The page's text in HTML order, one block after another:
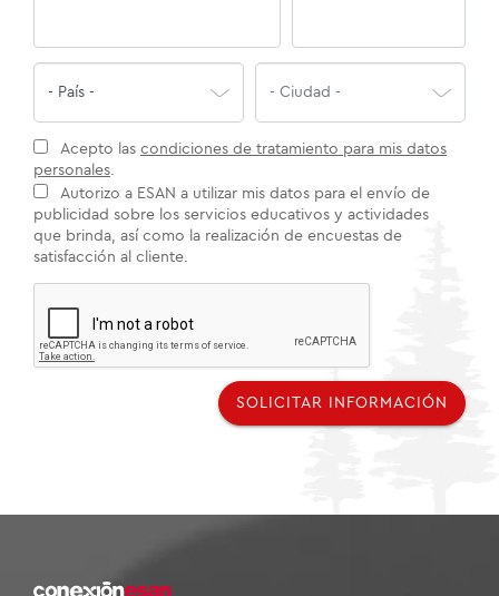
Acepto las condiciones de tratamiento para mis datos
personales.
Autorizo a ESAN a utilizar mis datos para el envío de
publicidad sobre los servicios educativos y actividades
que brinda, así como la realización de encuestas de
satisfacción al cliente.
SOLICITAR INFORMACIÓN